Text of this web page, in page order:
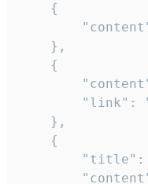
    {
    },
    {
"link":
    },
    {
"title":